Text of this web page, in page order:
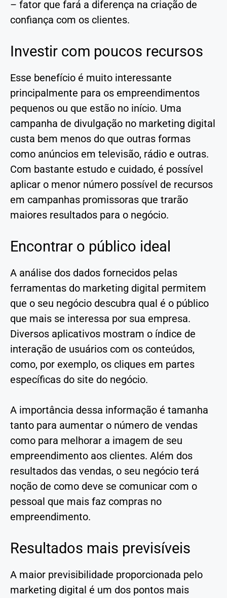
– fator que fará a diferença na criação de
confiança com os clientes.
Investir com poucos recursos
Esse benefício é muito interessante
principalmente para os empreendimentos
pequenos ou que estão no início. Uma
campanha de divulgação no marketing digital
custa bem menos do que outras formas
como anúncios em televisão, rádio e outras.
Com bastante estudo e cuidado, é possível
aplicar o menor número possível de recursos
em campanhas promissoras que trarão
maiores resultados para o negócio.
Encontrar o público ideal
A análise dos dados fornecidos pelas
ferramentas do marketing digital permitem
que o seu negócio descubra qual é o público
que mais se interessa por sua empresa.
Diversos aplicativos mostram o índice de
interação de usuários com os conteúdos,
como, por exemplo, os cliques em partes
específicas do site do negócio.
A importância dessa informação é tamanha
tanto para aumentar o número de vendas
como para melhorar a imagem de seu
empreendimento aos clientes. Além dos
resultados das vendas, o seu negócio terá
noção de como deve se comunicar com o
pessoal que mais faz compras no
empreendimento.
Resultados mais previsíveis
A maior previsibilidade proporcionada pelo
marketing digital é um dos pontos mais